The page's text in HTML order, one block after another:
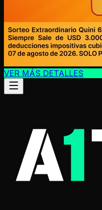
VER MÁS DETALLES